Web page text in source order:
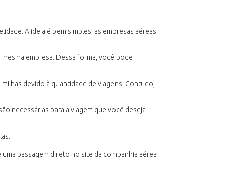
A ideia é bem simples: as empresas aéreas
empresa. Dessa forma, você pode
devido à quantidade de viagens. Contudo,
necessárias para a viagem que você deseja
passagem direto no site da companhia aérea